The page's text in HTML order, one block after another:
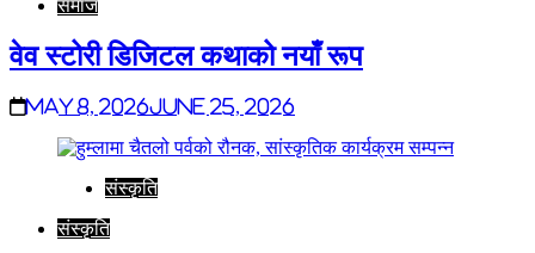
समाज
वेव स्टोरी डिजिटल कथाको नयाँ रूप
May 8, 2026June 25, 2026
संस्कृति
संस्कृति